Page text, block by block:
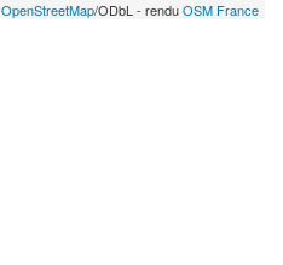
OpenStreetMap/ODbL - renduOSM France